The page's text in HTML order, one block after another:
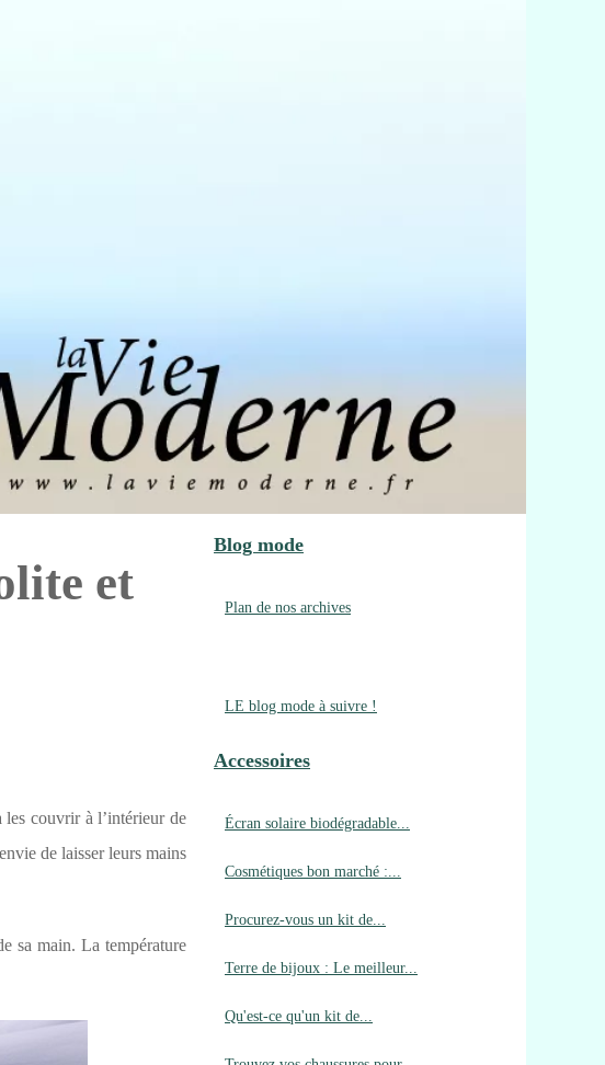
et
les couvrir à l’intérieur de
de laisser leurs mains
sa main. La température
Blog mode
Plan de nos archives
LE blog mode à suivre !
Accessoires
Écran solaire biodégradable...
Cosmétiques bon marché :...
Procurez-vous un kit de...
Terre de bijoux : Le meilleur...
Qu'est-ce qu'un kit de...